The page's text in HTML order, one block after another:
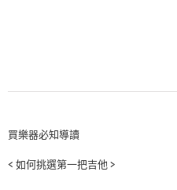
買樂器必知導讀
< 如何挑選第一把吉他 >